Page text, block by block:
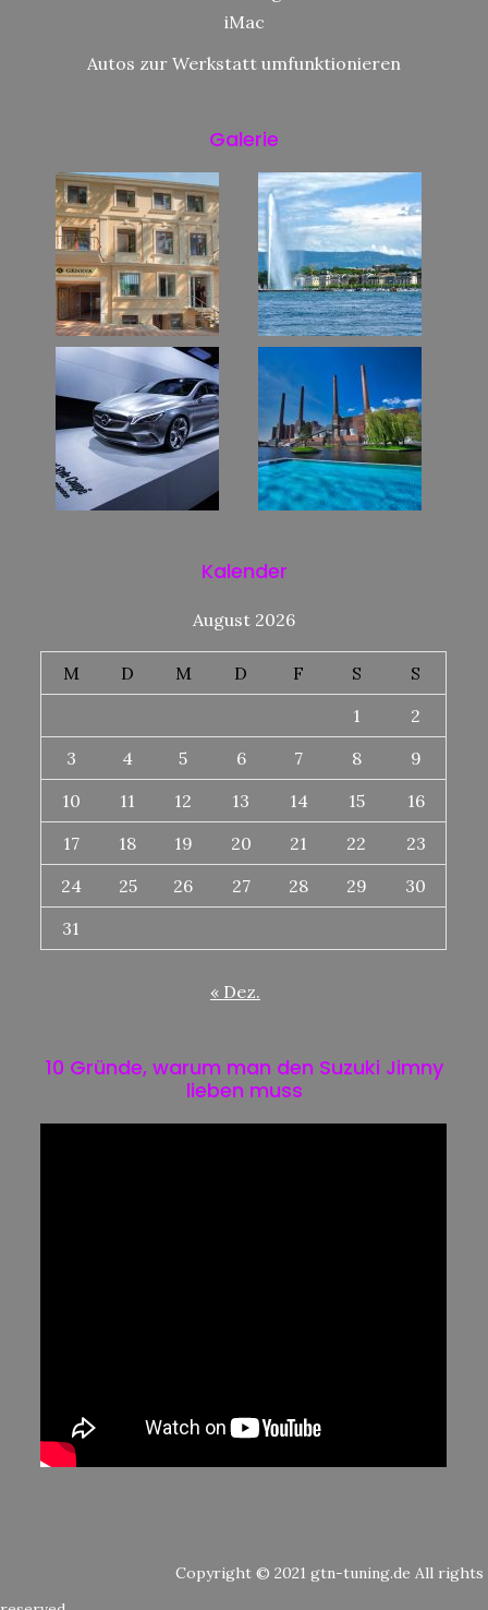
iMac
Autos zur Werkstatt umfunktionieren
Galerie
Kalender
August 2026
M D M D F S
S
1
2
3
4 5 6 7 8
9
10
11 12 13 14 15
16
17
18 19 20 21 22
23
24
25 26 27 28 29
30
31
« Dez.
10 Gründe, warum man den Suzuki Jimny
lieben muss